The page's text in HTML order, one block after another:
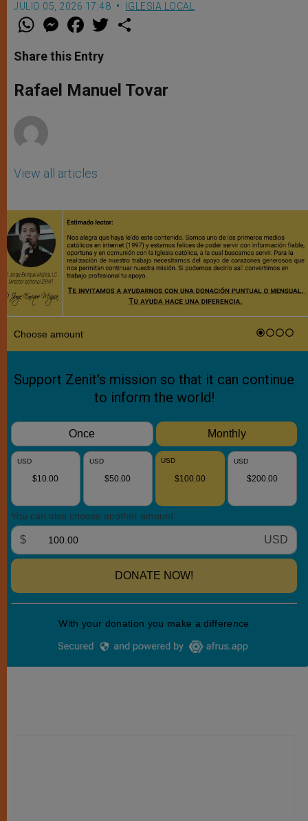
JULIO 05, 2026 17:48 IGLESIA LOCAL
W
t
s
p
p
M
e
s
e
g
e
F
a
e
b
o
k
w
r
Share this Entry
Rafael Manuel Tovar
View all articles